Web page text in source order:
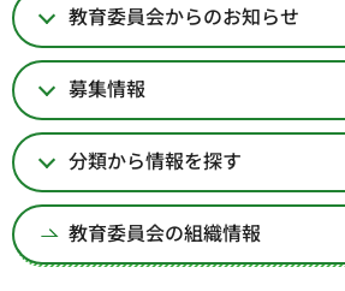
教育委員会からのお知らせ
募集情報
分類から情報を探す
教育委員会の組織情報